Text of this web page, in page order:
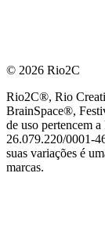
© 2026 Rio2C
Rio2C®, Rio
BrainSpace®,
de uso pertencem
26.079.220/0001-
suas variações é
marcas.